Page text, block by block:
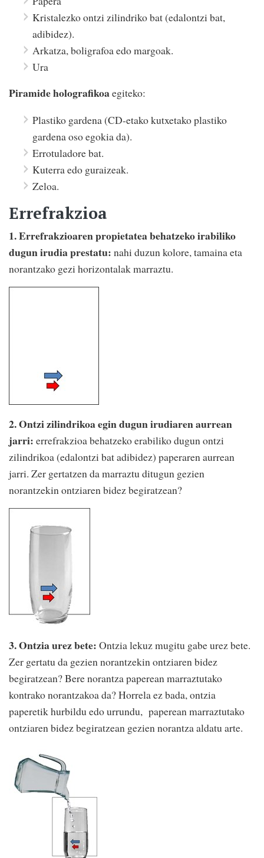
Kristalezko ontzi zilindriko bat (edalontzi bat,
adibidez).
Arkatza, boligrafoa edo margoak.
Ura
Piramide holografikoaegiteko:
Plastiko gardena (CD-etako kutxetako plastiko
gardena oso egokia da).
Errotuladore bat.
Kuterra edo guraizeak.
Zeloa.
Errefrakzioa
1. Errefrakzioaren propietatea behatzeko irabiliko
dugun irudia prestatu: nahi duzun kolore, tamaina eta
norantzako gezi horizontalak marraztu.
2. Ontzi zilindrikoa egin dugun irudiaren aurrean
jarri: errefrakzioa behatzeko erabiliko dugun ontzi
zilindrikoa (edalontzi bat adibidez) paperaren aurrean
jarri. Zer gertatzen da marraztu ditugun gezien
norantzekin ontziaren bidez begiratzean?
3. Ontzia urez bete: Ontzia lekuz mugitu gabe urez bete.
Zer gertatu da gezien norantzekin ontziaren bidez
begiratzean? Bere norantza paperean marraztutako
kontrako norantzakoa da? Horrela ez bada, ontzia
paperetik hurbildu edo urrundu, paperean marraztutako
ontziaren bidez begiratzean gezien norantza aldatu arte.